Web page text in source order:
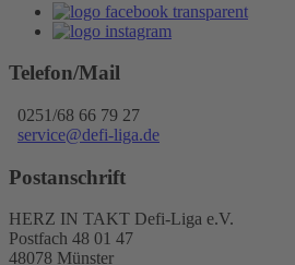
Telefon/Mail
0251/68 66 79 27
service@defi-liga.de
Postanschrift
HERZ IN TAKT Defi-Liga e.V.
Postfach 48 01 47
48078 Münster